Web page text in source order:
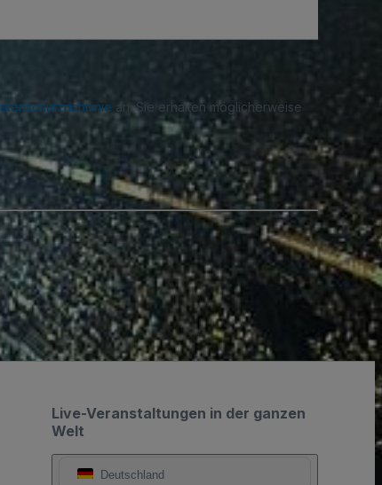
an. Sie erhalten möglicherweise
Live-Veranstaltungen in der ganzen
Welt
Deutschland